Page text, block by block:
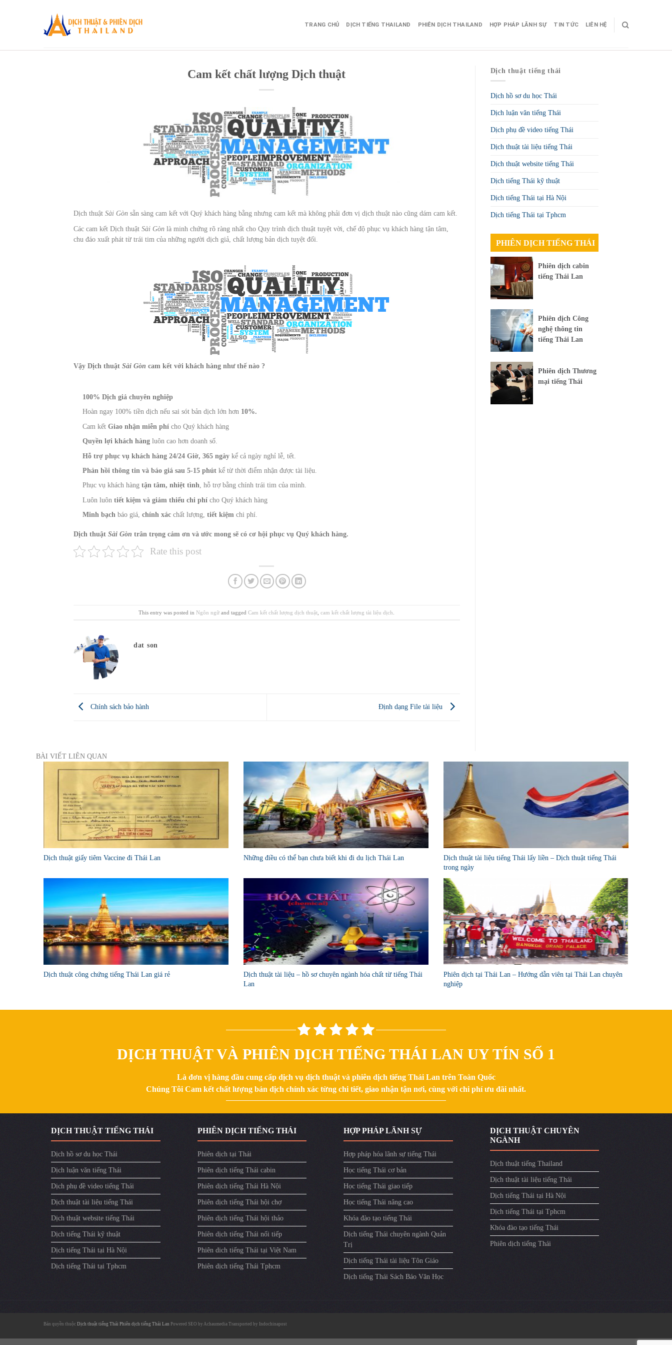
TRANG CHỦ DỊCH TIẾNG THAILAND PHIÊN DỊCH THAILAND HỢP PHÁP LÃNH SỰ TIN TỨC LIÊN HỆ
Cam kết chất lượng Dịch thuật
Dịch thuật Sài Gòn sẵn sàng cam kết với Quý khách hàng bằng nhưng cam kết mà không phải đơn vị dịch thuật nào cũng dám cam kết.
Các cam kết Dịch thuật Sài Gòn là minh chứng rõ ràng nhất cho Quy trình dịch thuật tuyệt vời, chế độ phục vụ khách hàng tận tâm,
chu đáo xuất phát từ trái tim của những người dịch giả, chất lượng bản dịch tuyệt đối.
Vậy Dịch thuật Sài Gòn cam kết với khách hàng như thế nào ?
100% Dịch giả chuyên nghiệp
Hoàn ngay 100% tiền dịch nếu sai sót bản dịch lớn hơn 10%.
Cam kếtGiao nhận miễn phí cho Quý khách hàng
Quyền lợi khách hàngluôn cao hơn doanh số.
Hỗ trợ phục vụ khách hàng 24/24 Giờ, 365 ngàykể cả ngày nghỉ lễ, tết.
Phản hồi thông tin và báo giá sau 5-15 phút kể từ thời điểm nhận được tài liệu.
Phục vụ khách hàng tận tâm, nhiệt tình, hỗ trợ bằng chính trái tim của mình.
Luôn luôntiết kiệm và giảm thiểu chi phícho Quý khách hàng
Minh bạch báo giá,chính xác chất lượng, tiết kiệm chi phí.
Dịch thuật Sài Gòn trân trọng cảm ơn và ước mong sẽ có cơ hội phục vụ Quý khách hàng.
Rate this post
This entry was posted in Ngôn ngữ and taggedCam kết chất lượng dịch thuật ,cam kết chất lượng tài liệu dịch
dat son
Chính sách bảo hành Định dạng File tài liệu
Dịch thuật tiếng thái
Dịch hồ sơ du học Thái
Dịch luận văn tiếng Thái
Dịch phụ đề video tiếng Thái
Dịch thuật tài liệu tiếng Thái
Dịch thuật website tiếng Thái
Dịch tiếng Thái kỹ thuật
Dịch tiếng Thái tại Hà Nội
Dịch tiếng Thái tại Tphcm
PHIÊN DỊCH TIẾNG THÁI
Phiên dịch cabin
tiếng Thái Lan
Phiên dịch Công
nghệ thông tin
tiếng Thái Lan
Phiên dịch Thương
mại tiếng Thái
BÀI VIẾT LIÊN QUAN
Dịch thuật giấy tiêm Vaccine đi Thái Lan Những điều có thể bạn chưa biết khi đi du lịch Thái Lan
Dịch thuật tài liệu tiếng Thái lấy liền – Dịch thuật tiếng Thái
trong ngày
Dịch thuật công chứng tiếng Thái Lan giá rẻ
Dịch thuật tài liệu – hồ sơ chuyên ngành hóa chất từ tiếng Thái
Lan
Phiên dịch tại Thái Lan – Hướng dẫn viên tại Thái Lan chuyên
nghiệp
DỊCH THUẬT VÀ PHIÊN DỊCH TIẾNG THÁI LAN UY TÍN SỐ 1
Là đơn vị hàng đầu cung cấp dịch vụ dịch thuật và phiên dịch tiếng Thái Lan trên Toàn Quốc
Chúng Tôi Cam kết chất lượng bản dịch chính xác từng chi tiết, giao nhận tận nơi, cùng với chi phí ưu đãi nhất.
DỊCH THUẬT TIẾNG THÁI
Dịch hồ sơ du học Thái
Dịch luận văn tiếng Thái
Dịch phụ đề video tiếng Thái
Dịch thuật tài liệu tiếng Thái
Dịch thuật website tiếng Thái
Dịch tiếng Thái kỹ thuật
Dịch tiếng Thái tại Hà Nội
Dịch tiếng Thái tại Tphcm
PHIÊN DỊCH TIẾNG THÁI
Phiên dịch tại Thái
Phiên dịch tiếng Thái cabin
Phiên dịch tiếng Thái Hà Nội
Phiên dịch tiếng Thái hội chợ
Phiên dịch tiếng Thái hội thảo
Phiên dịch tiếng Thái nối tiếp
Phiên dich tiếng Thái tại Việt Nam
Phiên dịch tiếng Thái Tphcm
HỢP PHÁP LÃNH SỰ
Hợp pháp hóa lãnh sự tiếng Thái
Học tiếng Thái cơ bản
Học tiếng Thái giao tiếp
Học tiếng Thái nâng cao
Khóa đào tạo tiếng Thái
Dịch tiếng Thái chuyên ngành Quản
Trị
Dịch tiếng Thái tài liệu Tôn Giáo
Dịch tiếng Thái Sách Báo Văn Học
DỊCH THUẬT CHUYÊN
NGÀNH
Dịch thuật tiếng Thailand
Dịch thuật tài liệu tiếng Thái
Dịch tiếng Thái tại Hà Nội
Dịch tiếng Thái tại Tphcm
Khóa đào tạo tiếng Thái
Phiên dịch tiếng Thái
Bản quyền thuộc Dịch thuật tiếng Thái Phiên dịch tiếng Thái Lan Powered SEO by Achaumedia Transported by Indochinapost